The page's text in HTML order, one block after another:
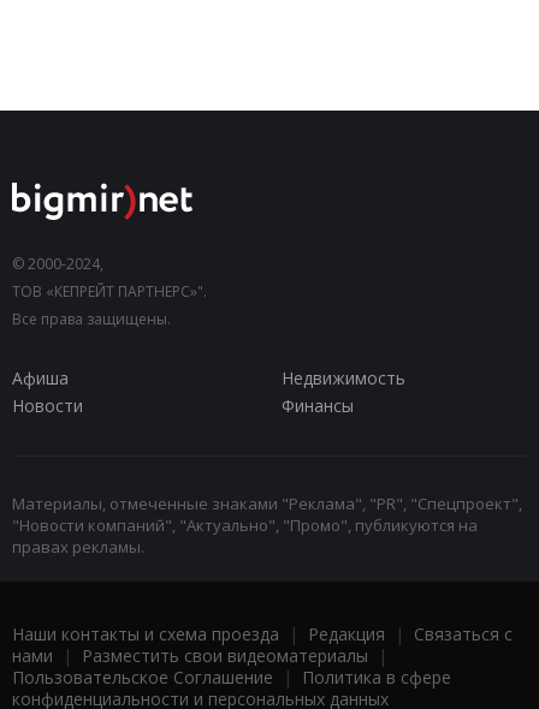
© 2000-2024,
ТОВ «КЕПРЕЙТ ПАРТНЕРС»".
Все права защищены.
Афиша
Недвижимость
Новости
Финансы
Материалы, отмеченные знаками "Реклама", "PR", "Спецпроект",
"Новости компаний", "Актуально", "Промо", публикуются на
правах рекламы.
Наши контакты и схема проезда | Редакция | Связаться с
нами | Разместить свои видеоматериалы |
Пользовательское Соглашение |
Политика в сфере
конфиденциальности и персональных данных